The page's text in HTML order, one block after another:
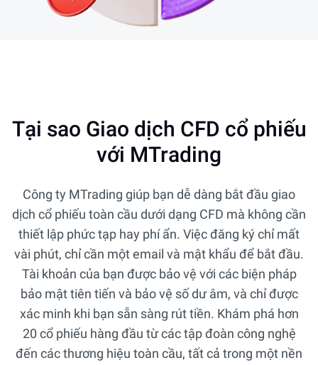
Tại sao Giao dịch CFD cổ phiếu
với MTrading
Công ty MTrading giúp bạn dễ dàng bắt đầu giao
dịch cổ phiếu toàn cầu dưới dạng CFD mà không cần
thiết lập phức tạp hay phí ẩn. Việc đăng ký chỉ mất
vài phút, chỉ cần một email và mật khẩu để bắt đầu.
Tài khoản của bạn được bảo vệ với các biện pháp
bảo mật tiên tiến và bảo vệ số dư âm, và chỉ được
xác minh khi bạn sẵn sàng rút tiền. Khám phá hơn
20 cổ phiếu hàng đầu từ các tập đoàn công nghệ
đến các thương hiệu toàn cầu, tất cả trong một nền